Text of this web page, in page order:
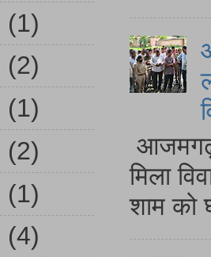
आजमगढ़
मिला
शाम को
(1)
(2)
(1)
(2)
(1)
(4)